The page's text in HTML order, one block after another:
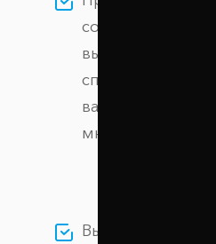
современном
сплава,
вашего
многих лет.
Выбирая